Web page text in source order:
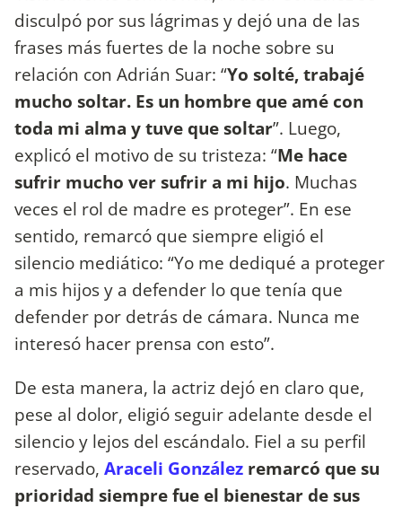
disculpó por sus lágrimas y dejó una de las
frases más fuertes de la noche sobre su
relación con Adrián Suar: “Yo solté, trabajé
mucho soltar. Es un hombre que amé con
toda mi alma y tuve que soltar”. Luego,
explicó el motivo de su tristeza: “Me hace
sufrir mucho ver sufrir a mi hijo. Muchas
veces el rol de madre es proteger”. En ese
sentido, remarcó que siempre eligió el
silencio mediático: “Yo me dediqué a proteger
a mis hijos y a defender lo que tenía que
defender por detrás de cámara. Nunca me
interesó hacer prensa con esto”.
De esta manera, la actriz dejó en claro que,
pese al dolor, eligió seguir adelante desde el
silencio y lejos del escándalo. Fiel a su perfil
reservado, Araceli González remarcó que su
prioridad siempre fue el bienestar de sus